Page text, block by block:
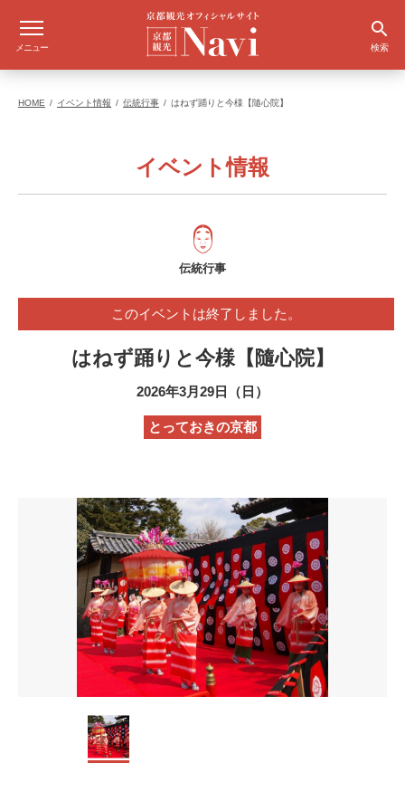
メニュー 検索
HOME イベント情報 伝統行事 はねず踊りと今様【隨心院】
イベント情報
伝統行事
このイベントは終了しました。
はねず踊りと今様【隨心院】
2026年3月29日（日）
とっておきの京都